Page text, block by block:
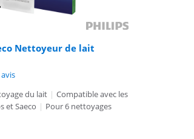
Nettoyeur de lait
sur 10, basée sur 3 avis.
du lait | Compatible avec les
et Saeco | Pour 6 nettoyages